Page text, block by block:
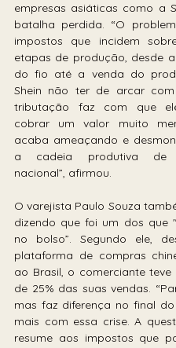
empresas asiáticas como a
batalha perdida. “O
impostos que incidem
etapas de produção, desde
do fio até a venda do
Shein não ter de arcar
tributação faz com que
cobrar um valor muito
acaba ameaçando e
a cadeia produtiva de
nacional”, afirmou.
O varejista Paulo Souza
dizendo que foi um dos que
no bolso”. Segundo ele,
plataforma de compras
ao Brasil, o comerciante teve
de 25% das suas vendas.
mas faz diferença no final
mais com essa crise. A
resume aos impostos que